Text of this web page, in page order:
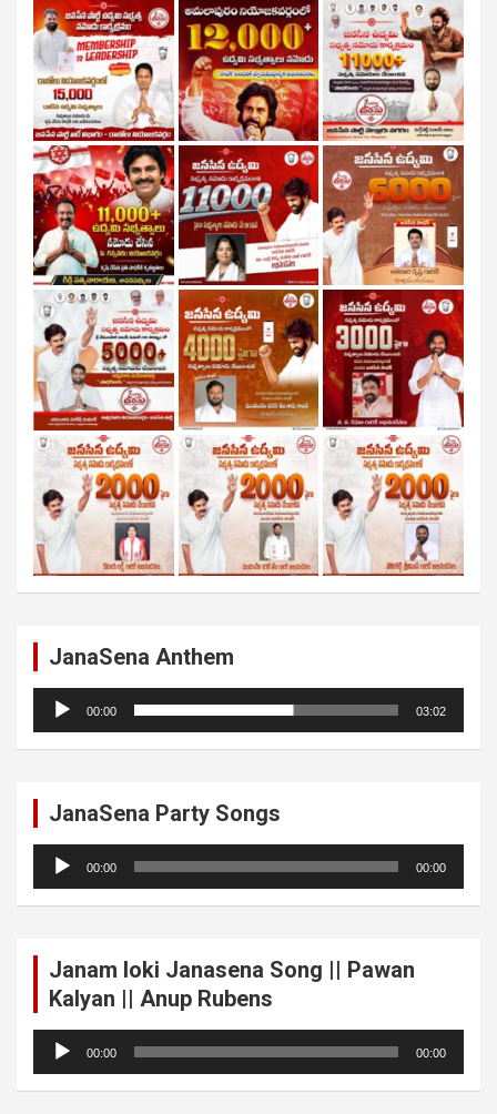
JanaSena Anthem
Audio
Player
00:00 03:02
JanaSena Party Songs
Audio
Player
00:00 00:00
Janam loki Janasena Song || Pawan
Kalyan || Anup Rubens
Audio
Player
00:00 00:00